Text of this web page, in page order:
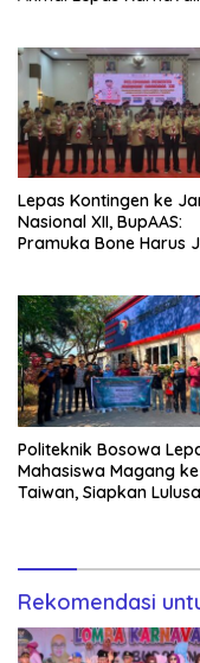
Lepas Kontingen ke
Nasional XII, BupAAS:
Pramuka Bone Harus
Politeknik Bosowa
Mahasiswa Magang ke
Taiwan, Siapkan
Rekomendasi